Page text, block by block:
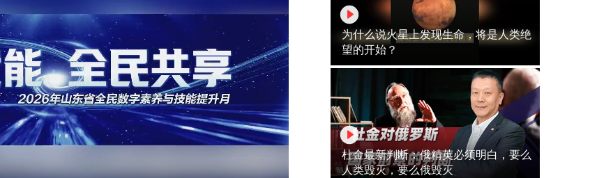
为什么说火星上发现生命，将是人类绝
望的开始？
杜金最新判断：俄精英必须明白，要么
人类毁灭，要么俄毁灭